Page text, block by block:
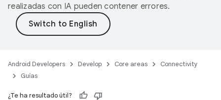
realizadas con IA pueden contener errores.
Android Developers Develop Core areas
Connectivity
Guías
¿Te ha resultado útil?